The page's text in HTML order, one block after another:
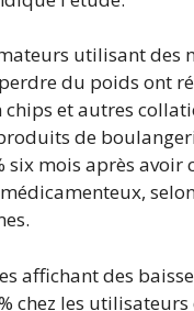
utilisant des
du poids ont
chips et autres
de
six mois après avoir
affichant des
chez les utilisateurs